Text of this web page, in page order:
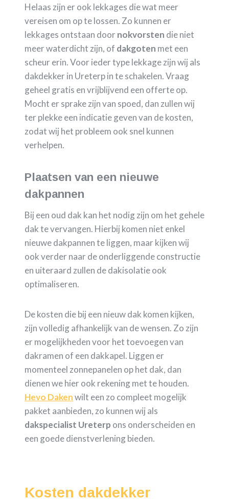
Helaas zijn er ook lekkages die wat meer
vereisen om op te lossen. Zo kunnen er
lekkages ontstaan door nokvorsten die niet
meer waterdicht zijn, of dakgoten met een
scheur erin. Voor ieder type lekkage zijn wij als
dakdekker in Ureterp in te schakelen. Vraag
geheel gratis en vrijblijvend een offerte op.
Mocht er sprake zijn van spoed, dan zullen wij
ter plekke een indicatie geven van de kosten,
zodat wij het probleem ook snel kunnen
verhelpen.
Plaatsen van een nieuwe
dakpannen
Bij een oud dak kan het nodig zijn om het gehele
dak te vervangen. Hierbij komen niet enkel
nieuwe dakpannen te liggen, maar kijken wij
ook verder naar de onderliggende constructie
en uiteraard zullen de dakisolatie ook
optimaliseren.
De kosten die bij een nieuw dak komen kijken,
zijn volledig afhankelijk van de wensen. Zo zijn
er mogelijkheden voor het toevoegen van
dakramen of een dakkapel. Liggen er
momenteel zonnepanelen op het dak, dan
dienen we hier ook rekening met te houden.
Hevo Dakenwilt een zo compleet mogelijk
pakket aanbieden, zo kunnen wij als
dakspecialist Ureterp ons onderscheiden en
een goede dienstverlening bieden.
Kosten dakdekker